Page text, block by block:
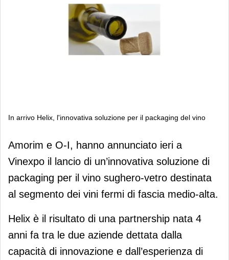
In arrivo Helix, l'innovativa soluzione per il packaging del vino
In arrivo Helix, l'innovativa soluzione
per il packaging del vino
Amorim e O-I, hanno annunciato ieri a
Vinexpo il lancio di un’innovativa soluzione di
packaging per il vino sughero-vetro destinata
al segmento dei vini fermi di fascia medio-alta.
Helix è il risultato di una partnership nata 4
anni fa tra le due aziende dettata dalla
capacità di innovazione e dall’esperienza di